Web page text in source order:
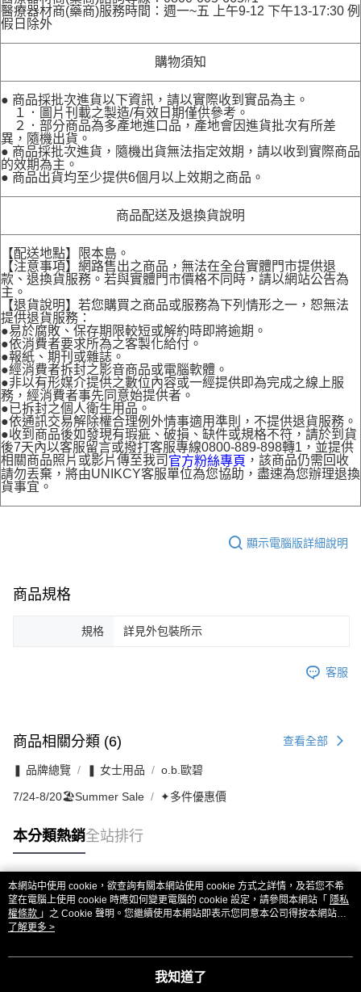
醫療器材商(藥商)服務時間：週一~五 上午9-12 下午13-17:30 例
假日除外
購物須知
● 商品採批次進貨以下資訊，請以實際收到實品為主。
１．圖片刊載之製造/有效日期僅供參考。
２．部分商品為多產地進口品，產地會因進貨批次有所差
異，隨機出貨。
● 商品採批次進貨，隨機出貨無法指定效期，請以收到實際商品
的效期為主。
● 商品出貨均至少提供6個月以上效期之商品。
商品配送及退換貨說明
【配送地點】限本島。
【注意事項】網路售出之商品，無法在全台實體門市提供退
款、退換貨服務。若與實體門市價格不同時，請以網站公告為
主。
【退貨說明】若您購買之商品或服務為下列情形之一，恕無法
提供退貨服務：
●易於腐敗、保存期限較短或解約時即將逾期。
●依消費者要求所為之客製化給付。
●報紙、期刊或雜誌。
●經消費者拆封之影音商品或電腦軟體。
●非以有形媒介提供之數位內容或一經提供即為完成之線上服
務，經消費者事先同意始提供者。
●已拆封之個人衛生用品。
●依通訊交易解除權合理例外情事適用準則，不提供退貨服務。
●收到商品後如發現有瑕疵、破損、缺件或規格不符，請於到貨
後7天內以客服留言或撥打客服專線0800-889-898轉1，並提供
相關商品照片或影片傳至我司 官方粉絲專頁 ，該商品仍需回收
請勿丟棄，將由UNIKCY客服單位為您協助，盡速為您辦理退換
貨事宜。
顯示電腦版詳細說明
商品規格
規格 詳見外包裝所示
客服
商品相關分類 (6) 查看全部
❚ 品牌總覽 ❚ 女士用品 o.b.歐碧
7/24-8/20🏖️Summer Sale ✦多件優惠價
本分類熱銷全站排行
熱門標籤
本網站中使用 cookie，欲查詢有關本網站使用 cookie 方式之詳情，及若您不希
望在電腦上使用 cookie 時應如何變更電腦的 cookie 設定，請參閱本網站「 隱私
權條款 」之 Cookie 聲明。您繼續使用本網站即表示您同意本公司得按本網站使
用條款之 Cookie 聲明使用 cookie。
了解更多 >
我知道了